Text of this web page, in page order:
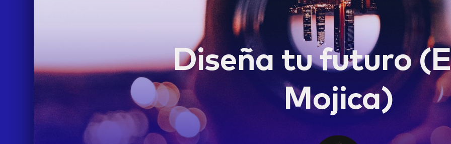
Diseña tu futuro
Mojica)